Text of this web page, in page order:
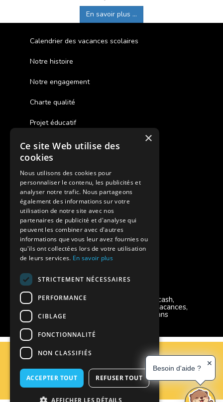
En savoir plus ...
Calendrier des vacances scolaires
Notre histoire
Notre engagement
Charte qualité
Projet éducatif
Des colonies de vacances inclusives
Assurances annulations
Aides financières pour partir en colonie
Charte de confidentialité
Vacances Adaptées Adulte Supernova
Modes de règlement acceptés
Chèque, Virement, Espèces, Mandats cash,
Bons CAF, Conseil général, Chèques vacances,
Carte bancaire, Prise en charge reçu sans
règlement, Prélèvement, Pass Colo
Plan du site
Espace Professionnels
Besoin d'aide ?
✕
×
Ce site Web utilise des
cookies
Nous utilisons des cookies pour
personnaliser le contenu, les publicités et
analyser notre trafic. Nous partageons
également des informations sur votre
utilisation de notre site avec nos
partenaires de publicité et d'analyse qui
peuvent les combiner avec d'autres
informations que vous leur avez fournies ou
qu'ils ont collectées lors de votre utilisation
de leurs services. En savoir plus
STRICTEMENT NÉCESSAIRES
PERFORMANCE
CIBLAGE
FONCTIONNALITÉ
NON CLASSIFIÉS
ACCEPTER TOUT REFUSER TOUT
AFFICHER LES DÉTAILS